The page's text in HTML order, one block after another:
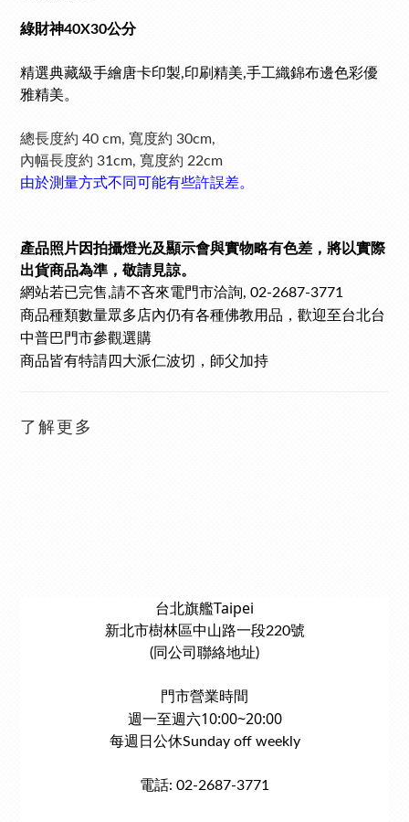
綠財神40X30公分
精選典藏級手繪唐卡印製,印刷精美,手工織錦布邊色彩優
雅精美。
總長度約 40 cm, 寬度約 30cm,
內幅長度約 31cm, 寬度約 22cm
由於測量方式不同可能有些許誤差。
產品照片因拍攝燈光及顯示會與實物略有色差，將以實際
出貨商品為準，敬請見諒。
網站若已完售,請不吝來電門市洽詢, 02-2687-3771
商品種類數量眾多店內仍有各種佛教用品，歡迎至台北台
中普巴門市參觀選購
商品皆有特請四大派仁波切，師父加持
了解更多
台北旗艦Taipei
新北市樹林區中山路一段220號
(同公司聯絡地址)
門市營業時間
週一至週六10:00~20:00
每週日公休Sunday off weekly
電話: 02-2687-3771